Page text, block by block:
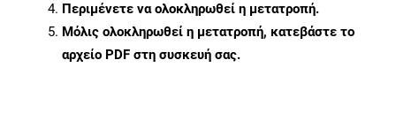
Περιμένετε να ολοκληρωθεί η μετατροπή.
Μόλις ολοκληρωθεί η μετατροπή, κατεβάστε το
αρχείο PDF στη συσκευή σας.